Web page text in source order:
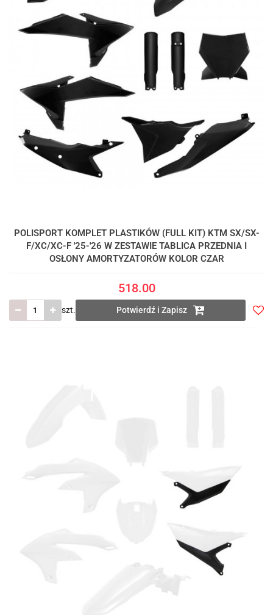
POLISPORT KOMPLET PLASTIKÓW (FULL KIT) KTM SX/SX-
F/XC/XC-F '25-'26 W ZESTAWIE TABLICA PRZEDNIA I
OSŁONY AMORTYZATORÓW KOLOR CZAR
518.00
szt. Potwierdź i Zapisz